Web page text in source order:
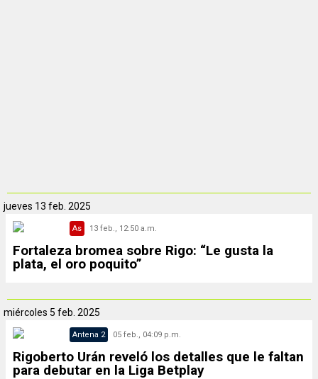
jueves 13 feb. 2025
As 13 feb., 12:50 a.m.
Fortaleza bromea sobre Rigo: “Le gusta la
plata, el oro poquito”
miércoles 5 feb. 2025
Antena 2 05 feb., 04:09 p.m.
Rigoberto Urán reveló los detalles que le faltan
para debutar en la Liga Betplay